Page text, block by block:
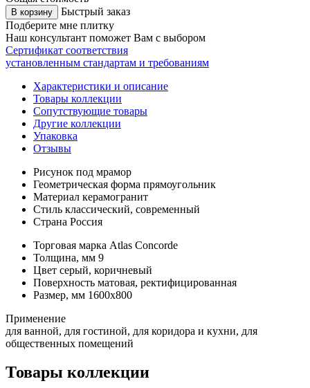
В корзину
Быстрый заказ
Подберите мне плитку
Наш консультант поможет Вам с выбором
Сертификат соответствия
установленным стандартам и требованиям
Характеристики и описание
Товары коллекции
Сопутствующие товары
Другие коллекции
Упаковка
Отзывы
Рисунок под мрамор
Геометрическая форма прямоугольник
Материал керамогранит
Стиль классический, современный
Страна Россия
Торговая марка Atlas Concorde
Толщина, мм 9
Цвет серый, коричневый
Поверхность матовая, ректифицированная
Размер, мм 1600x800
Применение
для ванной, для гостиной, для коридора и кухни, для
общественных помещений
Товары коллекции